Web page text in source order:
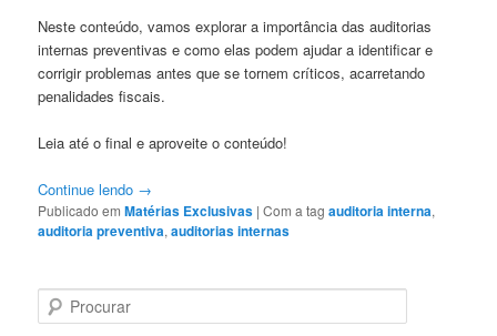
Neste conteúdo, vamos explorar a importância das auditorias
internas preventivas e como elas podem ajudar a identificar e
corrigir problemas antes que se tornem críticos, acarretando
penalidades fiscais.
Leia até o final e aproveite o conteúdo!
Continue lendo →
Publicado em Matérias Exclusivas |Com a tagauditoria interna,
auditoria preventiva,auditorias internas
e